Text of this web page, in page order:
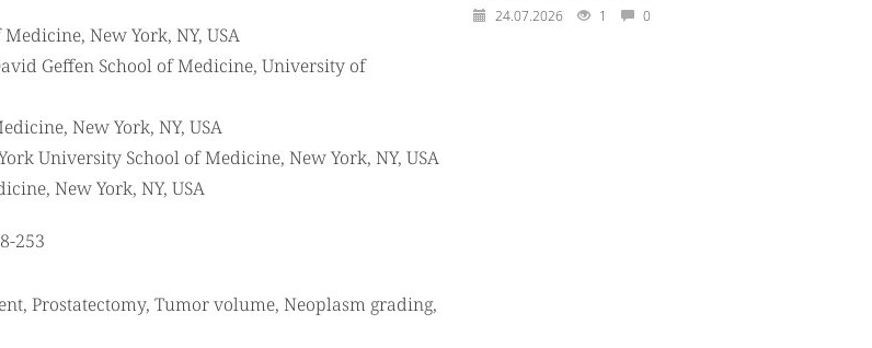
New York, NY, USA
Geffen School of Medicine, University of
New York, NY, USA
University School of Medicine, New York, NY, USA
New York, NY, USA
253
Prostatectomy, Tumor volume, Neoplasm grading,
24.07.2026 1 0